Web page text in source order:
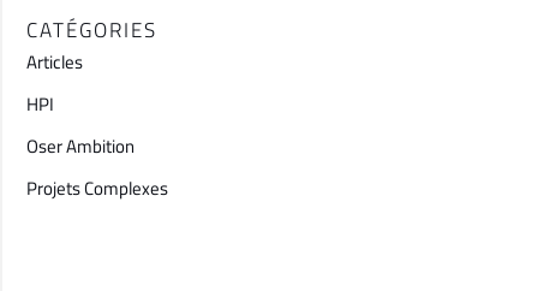
CATÉGORIES
Articles
HPI
Oser Ambition
Projets Complexes